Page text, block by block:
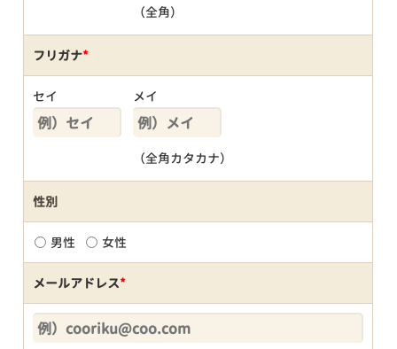
（全角）
フリガナ*
セイ メイ
（全角カタカナ）
性別
男性 女性
メールアドレス*